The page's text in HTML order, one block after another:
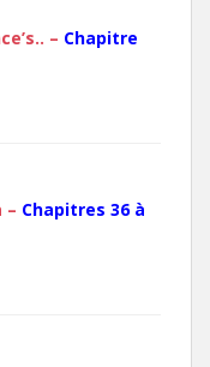
– Chapitre
– Chapitres 36 à